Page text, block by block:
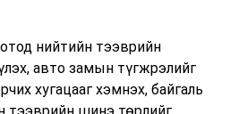
нийтийн тээврийн
авто замын түгжрэлийг
хугацааг хэмнэх, байгаль